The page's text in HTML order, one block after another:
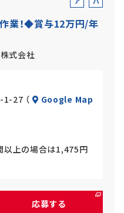
バ
ト
業！◆賞与12万円/年
式会社
27 （
Google Map
上の場合は1,475円
応募する